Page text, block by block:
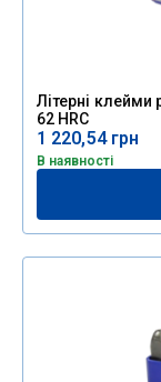
Літерні
62 HRC
1 220,54 грн
В наявності